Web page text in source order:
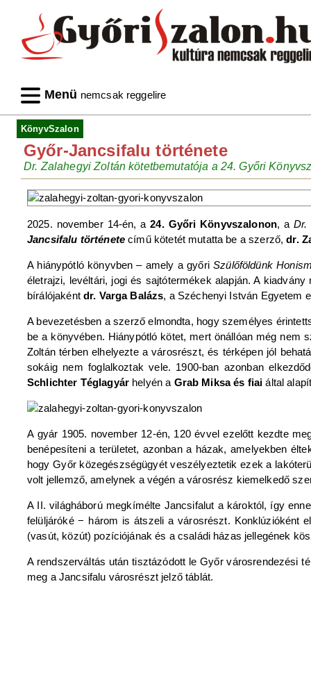
Menü nemcsak reggelire
KönyvSzalon
Győr-Jancsifalu története
Dr. Zalahegyi Zoltán kötetbemutatója a 24. Győri
2025. november 14-én, a24. Győri Könyvszalonon, a Dr.
Jancsifalu történetecímű kötetét mutatta be a szerző, dr.
A hiánypótló könyvben – amely a győriSzülőföldünk
életrajzi, levéltári, jogi és sajtótermékek alapján. A
bírálójakéntdr. Varga Balázs, a Széchenyi István Egyetem
A bevezetésben a szerző elmondta, hogy személyes
be a könyvében. Hiánypótló kötet, mert önállóan még
Zoltán térben elhelyezte a városrészt, és térképen jól
sokáig nem foglalkoztak vele. 1900-ban azonban
Schlichter Téglagyár helyén a Grab Miksa és fiaiáltal
A gyár 1905. november 12-én, 120 évvel ezelőtt kezdte
benépesíteni a területet, azonban a házak, amelyekben
hogy Győr közegészségügyét veszélyeztetik ezek a
volt jellemző, amelynek a végén a városrész kiemelkedő
A II. világháború megkímélte Jancsifalut a károktól, így
felüljáróké − három is átszeli a városrészt. Konklúzióként
(vasút, közút) pozíciójának és a családi házas jellegének
A rendszerváltás után tisztázódott le Győr városrendezési
meg a Jancsifalu városrészt jelző táblát.